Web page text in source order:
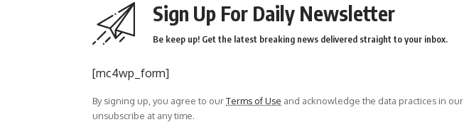
Sign Up For Daily Newsletter
Be keep up! Get the latest breaking news delivered straight to your inbox.
[mc4wp_form]
By signing up, you agree to ourTerms of Use and acknowledge the data practices in our
unsubscribe at any time.